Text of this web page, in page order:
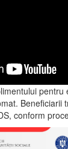
pentru
Beneficiarii
conform